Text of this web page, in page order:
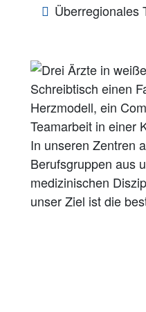
Überregionales
In unseren Zentren
Berufsgruppen aus
medizinischen
unser Ziel ist die